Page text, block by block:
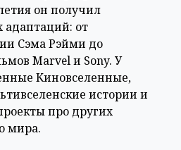
он получил
адаптаций: от
Сэма Рэйми до
Marvel и Sony. У
Киновселенные,
истории и
про других
мира.